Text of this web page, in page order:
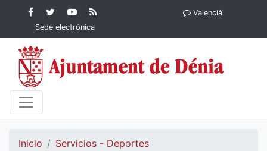
Contenido principalFacebook
Ayuntamiento de
Dénia
Ayuntamiento
de Dénia
YouTube
Ayuntamiento
de Dénia
Ayuntamiento
Sede electrónica
Valencià
Inicio
Servicios - Deportes